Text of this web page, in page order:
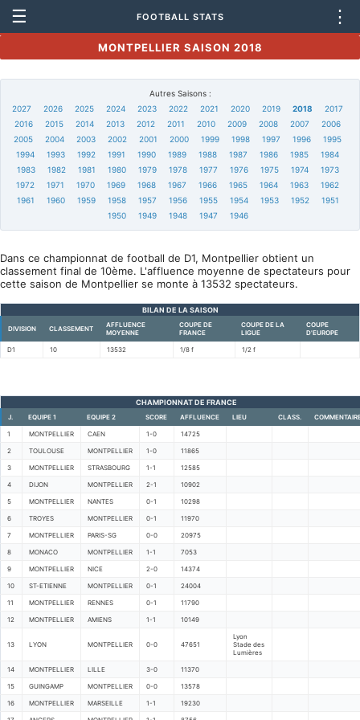
☰ FOOTBALL STATS ⋮
MONTPELLIER SAISON 2018
Autres Saisons :
2027
2026 2025 2024 2023 2022 2021 2020 2019 2018
2017
2016
2015 2014 2013 2012 2011 2010 2009 2008 2007
2006
2005
2004 2003 2002 2001 2000 1999 1998 1997 1996
1995
1994
1993 1992 1991 1990 1989 1988 1987 1986 1985
1984
1983
1982 1981 1980 1979 1978 1977 1976 1975 1974
1973
1972
1971 1970 1969 1968 1967 1966 1965 1964 1963
1962
1961
1960 1959 1958 1957 1956 1955 1954 1953 1952
1951
1950
1949 1948 1947 1946
Dans ce championnat de football de D1, Montpellier obtient un
classement final de 10ème. L'affluence moyenne de spectateurs pour
cette saison de Montpellier se monte à 13532 spectateurs.
BILAN DE LA SAISON
DIVISION CLASSEMENT
AFFLUENCE
MOYENNE
COUPE DE
FRANCE
COUPE DE LA
LIGUE
COUPE
D'EUROPE
D1 10 13532 1/8 f 1/2 f
CHAMPIONNAT DE FRANCE
J. EQUIPE 1 EQUIPE 2 SCORE AFFLUENCE LIEU CLASS.
1 MONTPELLIER CAEN 1-0 14725
2 TOULOUSE MONTPELLIER 1-0 11865
3 MONTPELLIER STRASBOURG 1-1 12585
4 DIJON MONTPELLIER 2-1 10902
5 MONTPELLIER NANTES 0-1 10298
6 TROYES MONTPELLIER 0-1 11970
7 MONTPELLIER PARIS-SG 0-0 20975
8 MONACO MONTPELLIER 1-1 7053
9 MONTPELLIER NICE 2-0 14374
10 ST-ETIENNE MONTPELLIER 0-1 24004
11 MONTPELLIER RENNES 0-1 11790
12 MONTPELLIER AMIENS 1-1 10149
13 LYON MONTPELLIER 0-0 47651
Lyon
Stade des
Lumières
14 MONTPELLIER LILLE 3-0 11370
15 GUINGAMP MONTPELLIER 0-0 13578
16 MONTPELLIER MARSEILLE 1-1 19230